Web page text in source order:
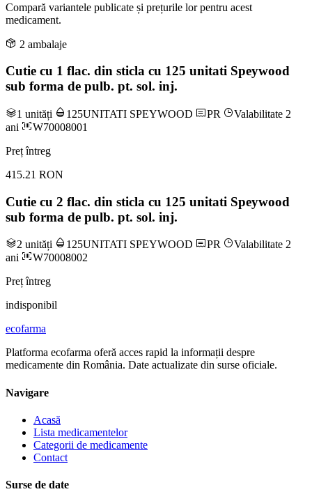
Compară variantele publicate și prețurile lor pentru acest
medicament.
2 ambalaje
Cutie cu 1 flac. din sticla cu 125 unitati Speywood
sub forma de pulb. pt. sol. inj.
1 unități 125UNITATI SPEYWOOD PR
Valabilitate 2
ani
W70008001
Preț întreg
415.21 RON
Cutie cu 2 flac. din sticla cu 125 unitati Speywood
sub forma de pulb. pt. sol. inj.
2 unități 125UNITATI SPEYWOOD PR
Valabilitate 2
ani
W70008002
Preț întreg
indisponibil
ecofarma
Platforma ecofarma oferă acces rapid la informații despre
medicamente din România. Date actualizate din surse oficiale.
Navigare
Acasă
Lista medicamentelor
Categorii de medicamente
Contact
Surse de date